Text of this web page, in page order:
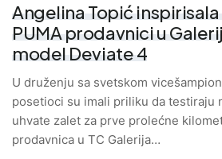
Angelina Topić
PUMA prodavnici u
model Deviate 4
U druženju sa svetskom
posetioci su imali priliku da testiraju
uhvate zalet za prve prolećne
prodavnica u TC Galerija…